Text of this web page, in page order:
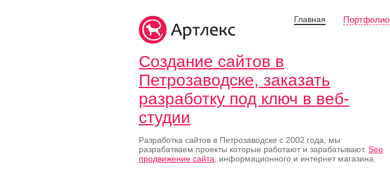
Создание сайтов в
Петрозаводске, заказать
разработку под ключ в веб-
студии
Разработка сайтов в Петрозаводске с 2002 года, мы
разрабатваем проекты которые работают и зарабатывают. Seo
продвижение сайта , информационного и интернет магазина.
Главная Портфолио